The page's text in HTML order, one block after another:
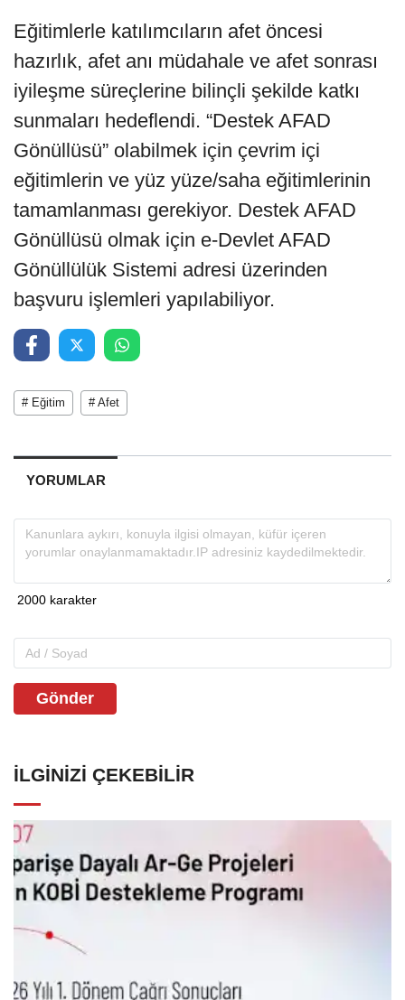
Eğitimlerle katılımcıların afet öncesi
hazırlık, afet anı müdahale ve afet sonrası
iyileşme süreçlerine bilinçli şekilde katkı
sunmaları hedeflendi. “Destek AFAD
Gönüllüsü” olabilmek için çevrim içi
eğitimlerin ve yüz yüze/saha eğitimlerinin
tamamlanması gerekiyor. Destek AFAD
Gönüllüsü olmak için e-Devlet AFAD
Gönüllülük Sistemi adresi üzerinden
başvuru işlemleri yapılabiliyor.
# Eğitim # Afet
YORUMLAR
Gönder
İLGINIZI ÇEKEBILIR